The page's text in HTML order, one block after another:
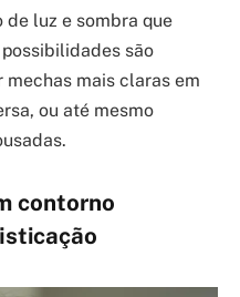
luz e sombra que
são
mais claras em
ou até mesmo
contorno